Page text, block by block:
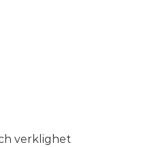
verklighet